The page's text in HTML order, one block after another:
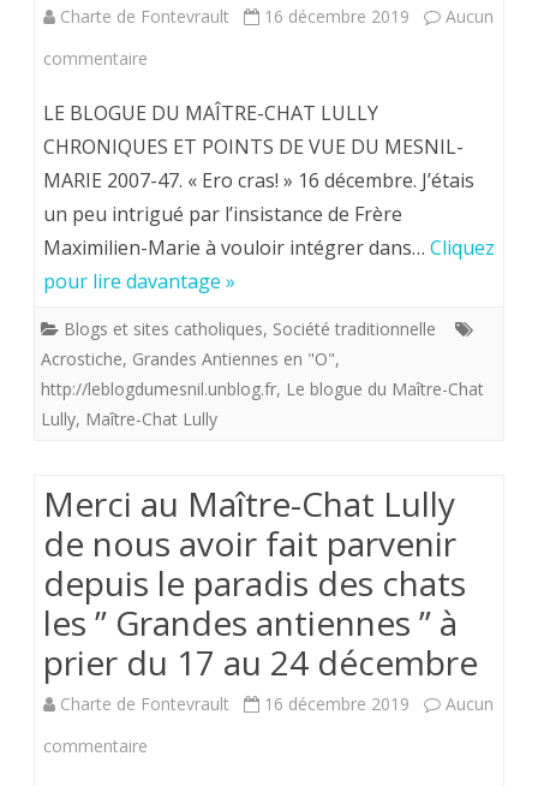
Charte de Fontevrault 16 décembre 2019
Aucun
commentaire
au
Maître-
Chat
nous
avoir
depuis
le
paradis
LE BLOGUE DU MAÎTRE-CHAT LULLY
CHRONIQUES ET POINTS DE VUE DU MESNIL-
MARIE 2007-47. « Ero cras! » 16 décembre. J’étais
un peu intrigué par l’insistance de Frère
Maximilien-Marie à vouloir intégrer dans… Cliquez
pour lire davantage »
Blogs et sites catholiques, Société traditionnelle
Acrostiche, Grandes Antiennes en "O",
http://leblogdumesnil.unblog.fr, Le blogue du Maître-Chat
Lully, Maître-Chat Lully
Merci au Maître-Chat Lully
de nous avoir fait parvenir
depuis le paradis des chats
les ” Grandes antiennes ” à
prier du 17 au 24 décembre
Charte de Fontevrault 16 décembre 2019
Aucun
commentaire